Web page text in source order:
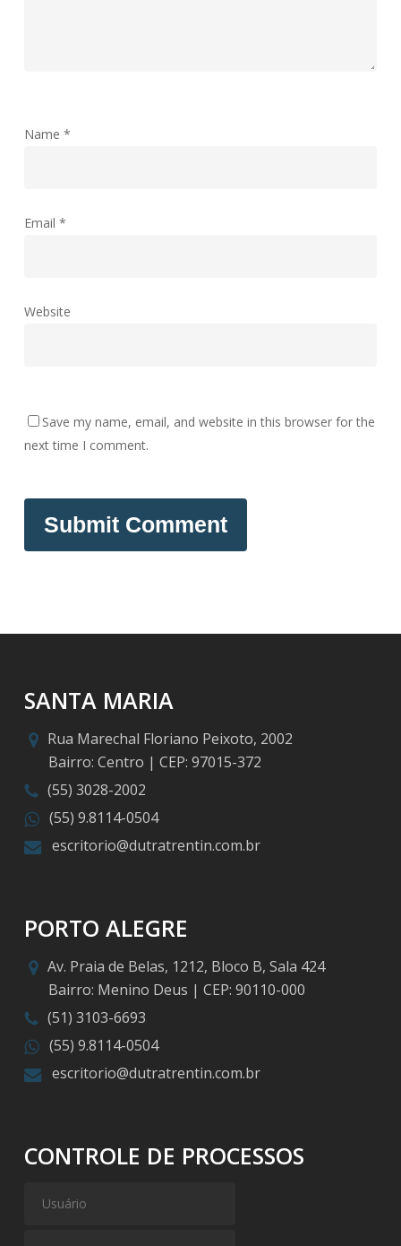
Name *
Email *
Website
Save my name, email, and website in this browser for the
next time I comment.
SANTA MARIA
Rua Marechal Floriano Peixoto, 2002
Bairro: Centro | CEP: 97015-372
(55) 3028-2002
(55) 9.8114-0504
escritorio@dutratrentin.com.br
PORTO ALEGRE
Av. Praia de Belas, 1212, Bloco B, Sala 424
Bairro: Menino Deus | CEP: 90110-000
(51) 3103-6693
(55) 9.8114-0504
escritorio@dutratrentin.com.br
CONTROLE DE PROCESSOS